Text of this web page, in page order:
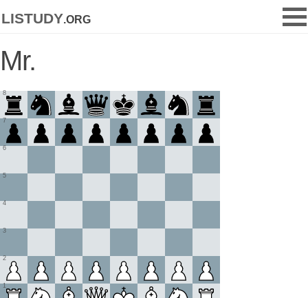
listudy.org
Mr.
1
2
3
4
5
6
7
8